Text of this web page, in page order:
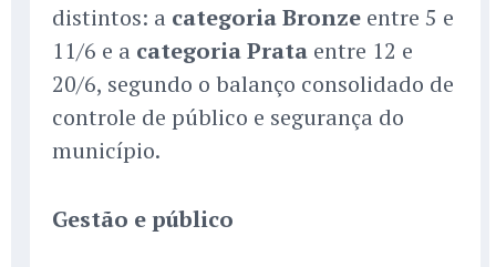
distintos: a categoria Bronze entre 5 e
11/6 e a categoria Prata entre 12 e
20/6, segundo o balanço consolidado de
controle de público e segurança do
município.
Gestão e público